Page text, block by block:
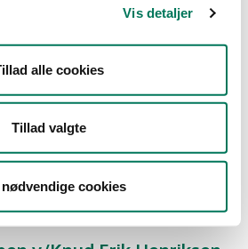
Vis detaljer
alle cookies
Tillad valgte
cookies
Måned